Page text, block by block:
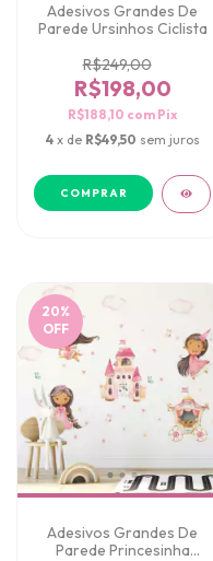
Adesivos Grandes De
Parede Ursinhos Ciclista
R$249,00
R$198,00
R$188,10 com Pix
4 x de R$49,50 sem juros
20%
OFF
Adesivos Grandes De
Parede Princesinha